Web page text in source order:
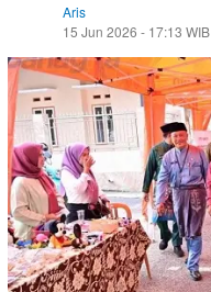
Aris
15 Jun 2026 - 17:13 WIB